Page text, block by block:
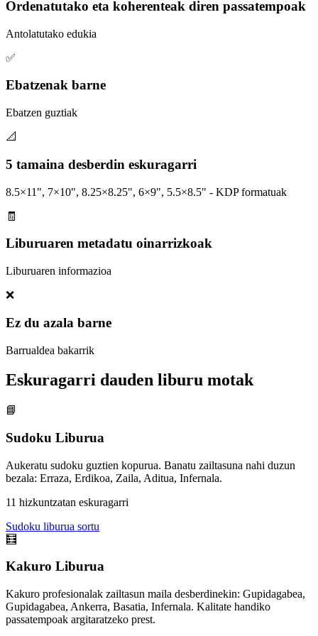
Ordenatutako eta koherenteak diren passatempoak
Antolatutako edukia
✅
Ebatzenak barne
Ebatzen guztiak
📐
5 tamaina desberdin eskuragarri
8.5×11", 7×10", 8.25×8.25", 6×9", 5.5×8.5" - KDP formatuak
🧾
Liburuaren metadatu oinarrizkoak
Liburuaren informazioa
❌
Ez du azala barne
Barrualdea bakarrik
Eskuragarri dauden liburu motak
📘
Sudoku Liburua
Aukeratu sudoku guztien kopurua. Banatu zailtasuna nahi duzun
bezala: Erraza, Erdikoa, Zaila, Aditua, Infernala.
11 hizkuntzatan eskuragarri
Sudoku liburua sortu
🧮
Kakuro Liburua
Kakuro profesionalak zailtasun maila desberdinekin: Gupidagabea,
Gupidagabea, Ankerra, Basatia, Infernala. Kalitate handiko
passatempoak argitaratzeko prest.